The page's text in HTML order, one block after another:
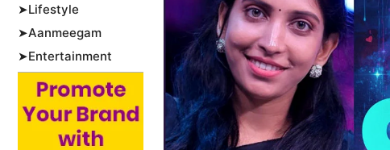
➤Lifestyle
➤Aanmeegam
➤Entertainment